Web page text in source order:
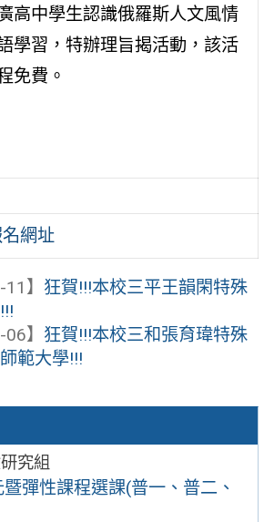
究組
彈性課程選課(普一、普二、
高中學生認識俄羅斯人文風情
學習，特辦理旨揭活動，該活
免費。
網址
】 狂賀!!!本校三平王韻閑特殊
】 狂賀!!!本校三和張育瑋特殊
範大學!!!